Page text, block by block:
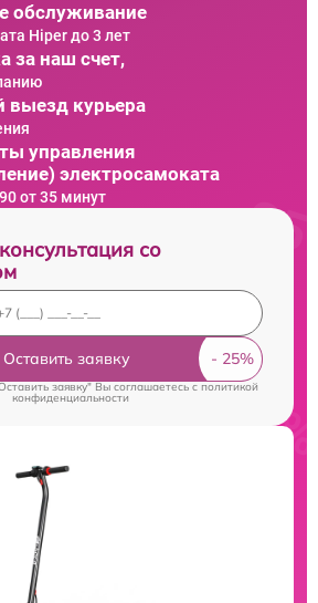
обслуживание
Hiper до 3 лет
за наш счет,
выезд курьера
управления
электросамоката
от 35 минут
со
Оставить заявку
заявку" Вы соглашаетесь cполитикой
конфиденциальности